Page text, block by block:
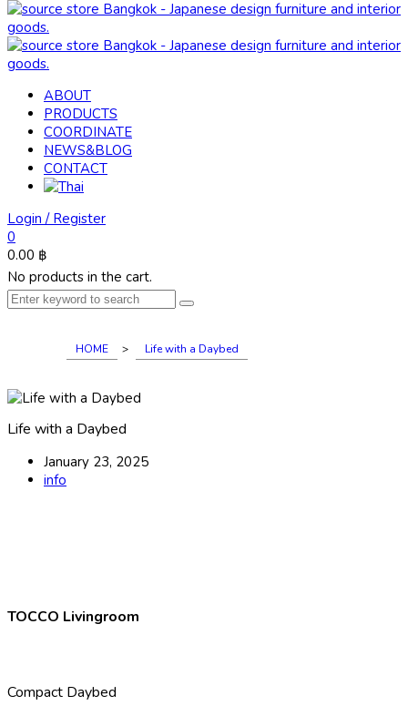
ABOUT
PRODUCTS
COORDINATE
NEWS&BLOG
CONTACT
Login / Register
0
0.00 ฿
No products in the cart.
HOME > Life with a Daybed
Life with a Daybed
January 23, 2025
info
TOCCO Livingroom
Compact Daybed